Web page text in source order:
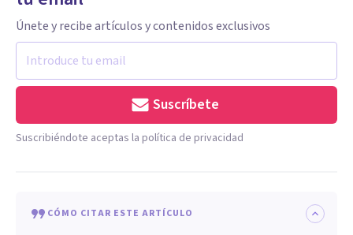
Únete y recibe artículos y contenidos exclusivos
Suscríbete
Suscribiéndote aceptas la política de privacidad
CÓMO CITAR ESTE ARTÍCULO